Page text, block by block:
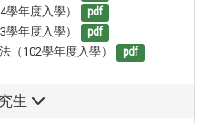
年度入學） pdf
年度入學） pdf
（102學年度入學） pdf
生